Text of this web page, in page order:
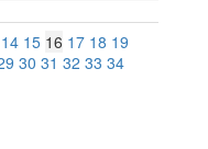
14 15 16 17 18 19
30 31 32 33 34